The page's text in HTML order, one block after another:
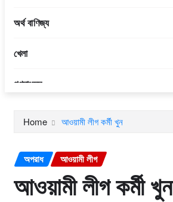
অর্থ বাণিজ্য
খেলা
গণমাধ্যম
Home আওয়ামী লীগ কর্মী খুন
অপরাধ আওয়ামী লীগ
আওয়ামী লীগ কর্মী খুন